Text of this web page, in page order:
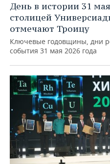
День в истории 31
столицей
отмечают Троицу
Ключевые годовщины, дни
события 31 мая 2026 года